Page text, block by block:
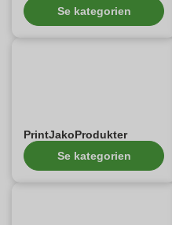
Se kategorien
PrintJakoProdukter
Se kategorien